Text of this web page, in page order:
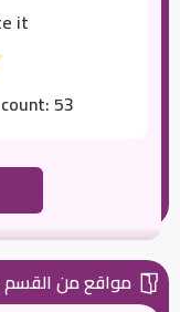
it!
53
مواقع من القسم